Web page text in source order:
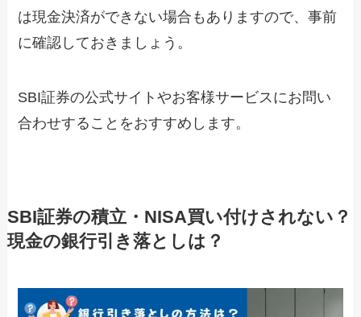
は現金決済ができない場合もありますので、事前
に確認しておきましょう。
SBI証券の公式サイトやお客様サービスにお問い
合わせすることをおすすめします。
SBI証券の積立・NISA買い付けされない？
現金の銀行引き落としは？